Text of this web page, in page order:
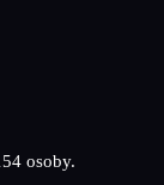
osoby.